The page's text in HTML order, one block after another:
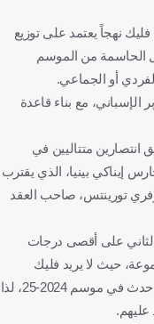
نهجاً يعتمد على توزيع
الحاسمة من الموسم
أو الجماعي.
الإسباني، مع بناء قاعدة
ليحقق انتصارين متتاليين في
إيناكي بينيا، الذي يقترب
تورينتس، صاحب العقد
على أقصى درجات
حيث لا يريد فليك
لاعبين متأخرين في المستوى أو غير راضين كما حدث في موسم 2024-25، لذا
عليهم.